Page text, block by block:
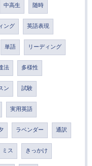
中高生 随時
ング 英語表現
単語 リーディング
法 多様性
ン 試験
実用英語
ラベンダー 通訳
ミス きっかけ